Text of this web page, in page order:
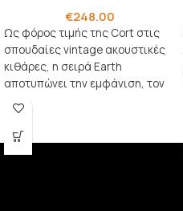
€248.00
Ως φόρος τιμής της Cort στις
σπουδαίες vintage ακουστικές
κιθάρες, η σειρά Earth
αποτυπώνει την εμφάνιση, τον
ήχο, την αίσθηση και την
παικτικότητα αυτών των
εξαιρετικών οργάνων,